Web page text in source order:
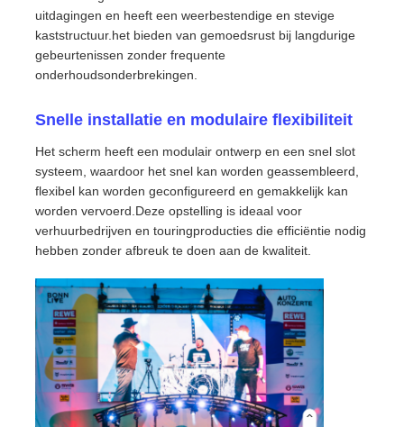
Offerte Aanvragen
Overleg het LEIDENE Scherm
Verhuur van LED-schermen
COB LED VIDEO WALL
Transparant LED -display
uitdagingen en heeft een weerbestendige en stevige
kaststructuur.het bieden van gemoedsrust bij langdurige
gebeurtenissen zonder frequente
onderhoudsonderbrekingen.
Snelle installatie en modulaire flexibiliteit
Het scherm heeft een modulair ontwerp en een snel slot
systeem, waardoor het snel kan worden geassembleerd,
flexibel kan worden geconfigureerd en gemakkelijk kan
worden vervoerd.Deze opstelling is ideaal voor
verhuurbedrijven en touringproducties die efficiëntie nodig
hebben zonder afbreuk te doen aan de kwaliteit.